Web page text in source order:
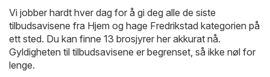
Vi jobber hardt hver dag for å gi deg alle de siste
tilbudsavisene fra Hjem og hage Fredrikstad kategorien på
ett sted. Du kan finne 13 brosjyrer her akkurat nå.
Gyldigheten til tilbudsavisene er begrenset, så ikke nøl for
lenge.